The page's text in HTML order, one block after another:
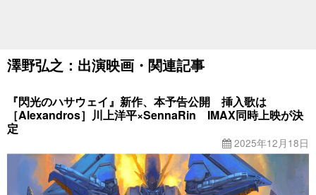
澤野弘之：出演映画・関連記事
『閃光のハサウェイ』新作、本予告公開 挿入歌は
［Alexandros］川上洋平×SennaRin IMAX同時上映が決
定
2025年12月18日